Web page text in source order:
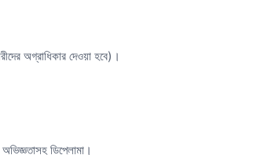
অগ্রাধিকার দেওয়া হবে)।
অভিজ্ঞতাসহ ডিপ্লোমা।